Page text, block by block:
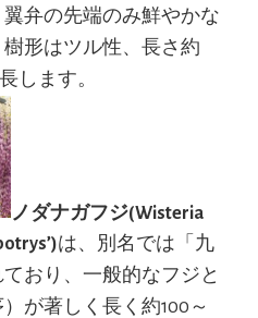
弁の先端のみ鮮やかな
形はツル性、長さ約
します。
ノダナガフジ(Wisteria
は、別名では「九
おり、一般的なフジと
が著しく長く約100～